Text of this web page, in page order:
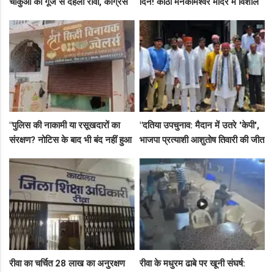
गिरफ्तार!
"पुलिस की नाकामी या रसूखदारों का
संरक्षण? नोटिस के बाद भी बंद नहीं हुआ
शॉप लुट गई!"
"दतिया उपचुनाव: मैदान में उतरे 'केपी',
भाजपा प्रत्याशी आशुतोष तिवारी की जीत
जारी!"
रीवा का चर्चित 28 लाख का अनुरक्षण
रीवा के मधुरम ढाबे पर खूनी संघर्ष: